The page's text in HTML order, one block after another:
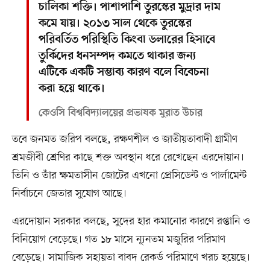
চালিকা শক্তি। পাশাপাশি তুরস্কের মুদ্রার দাম
কমে যায়। ২০১৩ সাল থেকে তুরস্কের
পরিবর্তিত পরিস্থিতি কিংবা ডলারের হিসাবে
তুর্কিদের ধনসম্পদ কমতে থাকার জন্য
এটিকে একটি সম্ভাব্য কারণ বলে বিবেচনা
করা হয়ে থাকে।
কেওসি বিশ্ববিদ্যালয়ের প্রভাষক মুরাত উচার
তবে জনমত জরিপ বলছে, রক্ষণশীল ও জাতীয়তাবাদী গ্রামীণ
শ্রমজীবী শ্রেণির কাছে শক্ত অবস্থান ধরে রেখেছেন এরদোয়ান।
তিনি ও তাঁর ক্ষমতাসীন জোটের এখনো প্রেসিডেন্ট ও পার্লামেন্ট
নির্বাচনে জেতার সুযোগ আছে।
এরদোয়ান সরকার বলছে, সুদের হার কমানোর কারণে রপ্তানি ও
বিনিয়োগ বেড়েছে। গত ১৮ মাসে ন্যূনতম মজুরির পরিমাণ
বেড়েছে। সামাজিক সহায়তা বাবদ রেকর্ড পরিমাণে খরচ হয়েছে।